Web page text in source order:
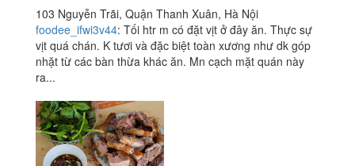
103 Nguyễn Trãi, Quận Thanh Xuân, Hà Nội
foodee_ifwi3v44: Tối htr m có đặt vịt ở đây ăn. Thực sự
vịt quá chán. K tươi và đặc biệt toàn xương như dk góp
nhặt từ các bàn thừa khác ăn. Mn cạch mặt quán này
ra...